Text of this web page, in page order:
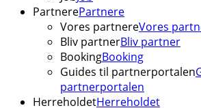
PartnerePartnere
Vores partnereVores
Bliv partnerBliv partner
BookingBooking
Guides til partnerportalen
partnerportalen
HerreholdetHerreholdet